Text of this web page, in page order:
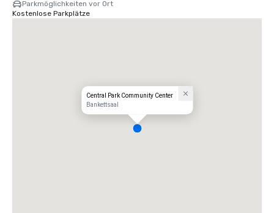
Parkmöglichkeiten vor Ort
Kostenlose Parkplätze
Central Park Community Center
Bankettsaal